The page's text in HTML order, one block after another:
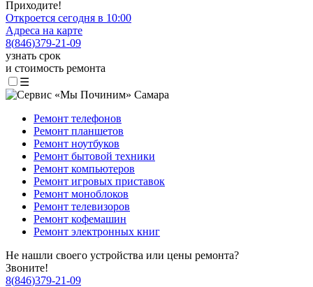
Приходите!
Откроется сегодня в 10:00
Адреса на карте
8(846)379-21-09
узнать срок
и стоимость ремонта
☰
Ремонт телефонов
Ремонт планшетов
Ремонт ноутбуков
Ремонт бытовой техники
Ремонт компьютеров
Ремонт игровых приставок
Ремонт моноблоков
Ремонт телевизоров
Ремонт кофемашин
Ремонт электронных книг
Не нашли своего устройства или цены ремонта?
Звоните!
8(846)379-21-09